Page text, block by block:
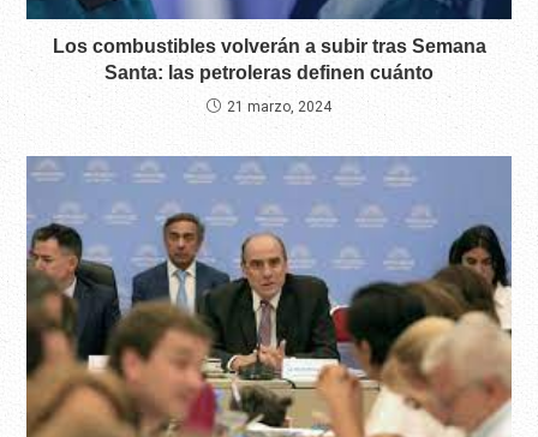
Los combustibles volverán a subir tras Semana
Santa: las petroleras definen cuánto
21 marzo, 2024